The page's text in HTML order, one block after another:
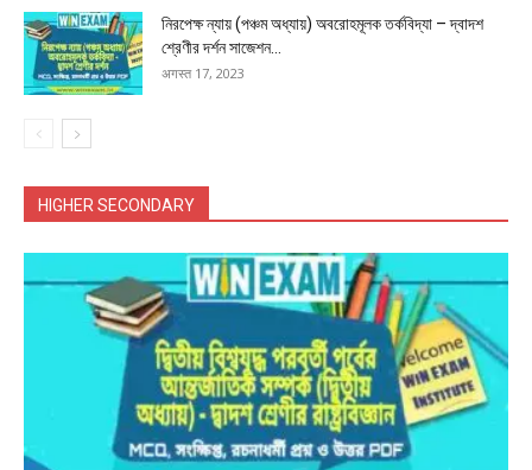
নিরপেক্ষ ন্যায় (পঞ্চম অধ্যায়) অবরোহমূলক তর্কবিদ্যা – দ্বাদশ
শ্রেণীর দর্শন সাজেশন...
अगस्त 17, 2023
HIGHER SECONDARY